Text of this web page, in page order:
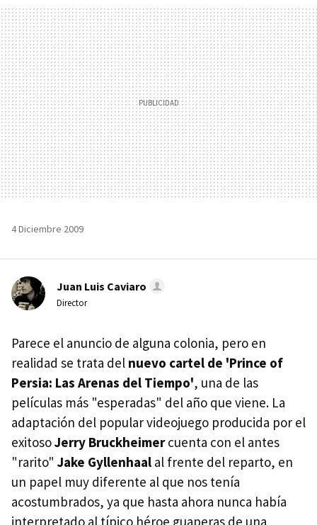
MAIL
4 Diciembre 2009
Juan Luis Caviaro
Director
Parece el anuncio de alguna colonia, pero en
realidad se trata del nuevo cartel de 'Prince of
Persia: Las Arenas del Tiempo', una de las
películas más "esperadas" del año que viene. La
adaptación del popular videojuego producida por el
exitosoJerry Bruckheimercuenta con el antes
"rarito" Jake Gyllenhaal al frente del reparto, en
un papel muy diferente al que nos tenía
acostumbrados, ya que hasta ahora nunca había
interpretado al típico héroe guaperas de una